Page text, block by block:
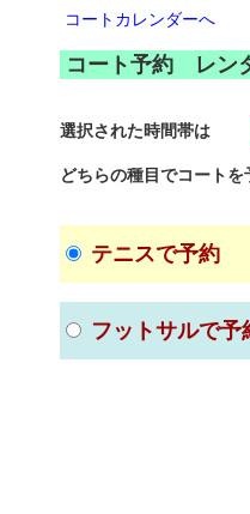
コートカレンダーへ
コート予約 レン
選択された時間帯は
どちらの種目でコートを
テニスで予約
フットサルで予